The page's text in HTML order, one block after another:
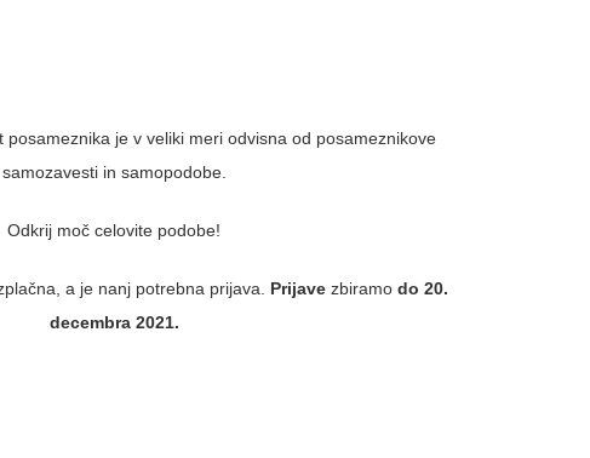
posameznika je v veliki meri odvisna od posameznikove
samozavesti in samopodobe.
Odkrij moč celovite podobe!
a je nanj potrebna prijava. Prijave zbiramodo 20.
decembra 2021.